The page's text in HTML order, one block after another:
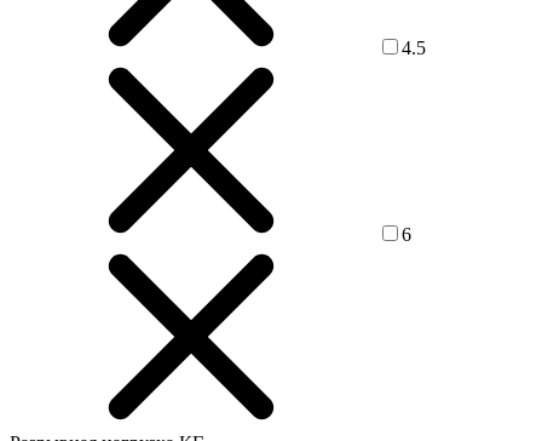
4.5
6